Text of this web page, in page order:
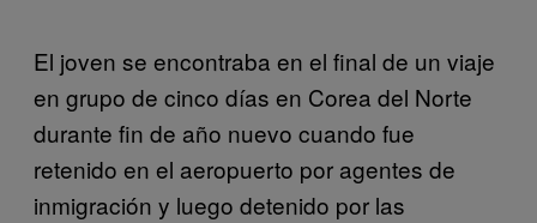
El joven se encontraba en el final de un viaje
en grupo de cinco días en Corea del Norte
durante fin de año nuevo cuando fue
retenido en el aeropuerto por agentes de
inmigración y luego detenido por las